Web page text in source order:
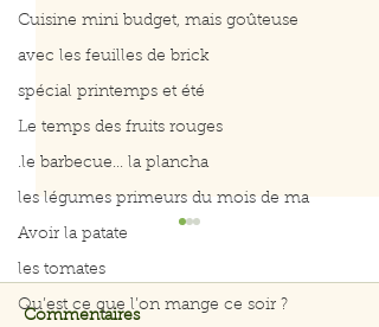
Cuisine mini budget, mais goûteuse
avec les feuilles de brick
spécial printemps et été
Le temps des fruits rouges
.le barbecue... la plancha
les légumes primeurs du mois de ma
Avoir la patate
les tomates
Qu’est ce que l’on mange ce soir ?
Commentaires